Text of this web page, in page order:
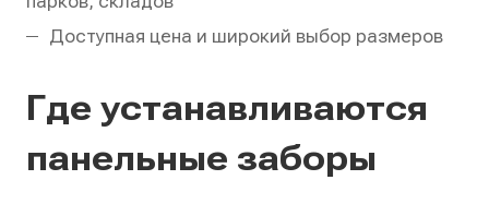
Доступная цена и широкий выбор размеров
Где устанавливаются
панельные заборы